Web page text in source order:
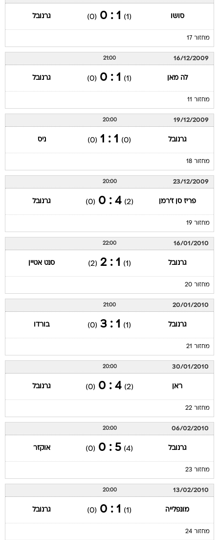
סושו (1)
1 : 0
(0) גרנובל
מחזור 17
16/12/2009
21:00
לה מאן (1)
1 : 0
(0) גרנובל
מחזור 11
19/12/2009
20:00
גרנובל (0)
1 : 1
(0) ניס
מחזור 18
23/12/2009
20:00
פריז סן ז'רמן (2)
4 : 0
(0) גרנובל
מחזור 19
16/01/2010
22:00
גרנובל (1)
1 : 2
(2) סנט אטיין
מחזור 20
20/01/2010
21:00
גרנובל (1)
1 : 3
(0) בורדו
מחזור 21
30/01/2010
20:00
ראן (2)
4 : 0
(0) גרנובל
מחזור 22
06/02/2010
20:00
גרנובל (4)
5 : 0
(0) אוקזר
מחזור 23
13/02/2010
20:00
מונפלייה (1)
1 : 0
(0) גרנובל
מחזור 24